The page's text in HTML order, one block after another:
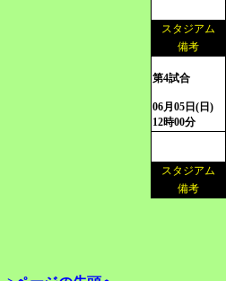
スタジアム
備考
第4試合
06月05日(日)
12時00分
スタジアム
備考